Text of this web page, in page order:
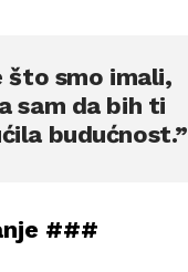
što smo imali,
sam da bih ti
budućnost.”
###